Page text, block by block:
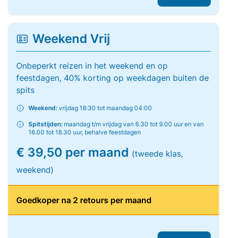
Weekend Vrij
Onbeperkt reizen in het weekend en op
feestdagen, 40% korting op weekdagen buiten de
spits
Weekend: vrijdag 18:30 tot maandag 04:00
Spitstijden: maandag t/m vrijdag van 6.30 tot 9.00 uur en van
16.00 tot 18.30 uur, behalve feestdagen
€ 39,50 per maand (tweede klas,
weekend)
Goedkoper na 2 retours per maand